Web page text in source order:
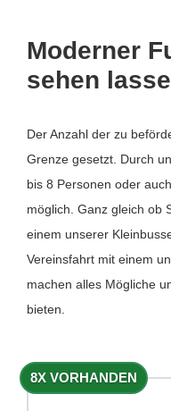
Moderner
sehen
Der Anzahl der zu
Grenze gesetzt. Durch
bis 8 Personen oder
möglich. Ganz gleich ob
einem unserer
Vereinsfahrt mit einem
machen alles Mögliche
bieten.
8X VORHANDEN